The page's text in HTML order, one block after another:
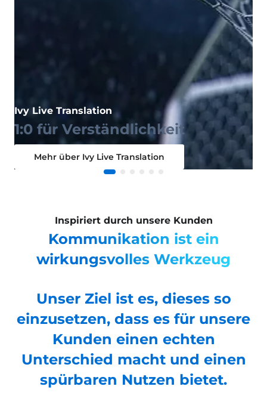
Ivy Live Translation
1:0 für Verständlichkeit
Mehr über Ivy Live Translation
Inspiriert durch unsere Kunden
Kommunikation ist ein
wirkungsvolles Werkzeug
Unser Ziel ist es, dieses so
einzusetzen, dass es für unsere
Kunden einen echten
Unterschied macht und einen
spürbaren Nutzen bietet.